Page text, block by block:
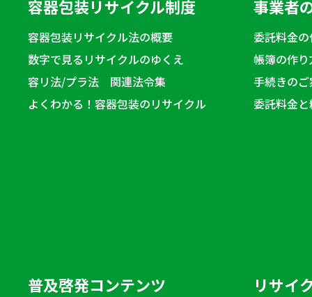
容器包装リサイクル制度
容器包装リサイクル法の概要
数字で見るリサイクルのゆくえ
容リ法/プラ法 関連法令集
よくわかる！容器包装のリサイクル
事業者
委託料金
帳簿の作
手続きの
委託料金
普及啓発コンテンツ リサイ